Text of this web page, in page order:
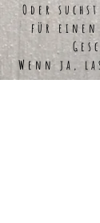
Oder
für einen
Wenn ja,